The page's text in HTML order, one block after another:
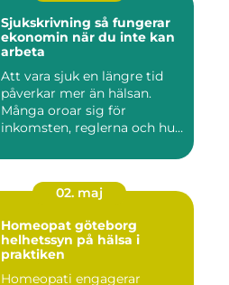
Sjukskrivning så fungerar
ekonomin när du inte kan
arbeta
Att vara sjuk en längre tid
påverkar mer än hälsan.
Många oroar sig för
inkomsten, reglerna och hur
02. maj
Homeopat göteborg
helhetssyn på hälsa i
praktiken
Homeopati engagerar